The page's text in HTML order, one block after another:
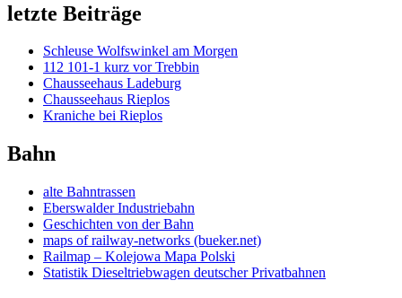
letzte Beiträge
Schleuse Wolfswinkel am Morgen
112 101-1 kurz vor Trebbin
Chausseehaus Ladeburg
Chausseehaus Rieplos
Kraniche bei Rieplos
Bahn
alte Bahntrassen
Eberswalder Industriebahn
Geschichten von der Bahn
maps of railway-networks (bueker.net)
Railmap – Kolejowa Mapa Polski
Statistik Dieseltriebwagen deutscher Privatbahnen